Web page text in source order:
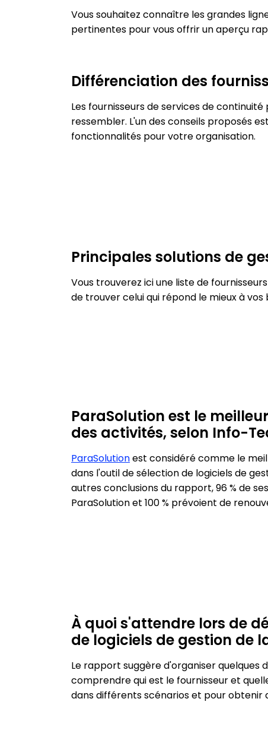
Vous souhaitez connaître les grandes
pertinentes pour vous offrir un aperçu
Différenciation des
Les fournisseurs de services de
ressembler. L'un des conseils proposés
fonctionnalités pour votre organisation.
Principales solutions de
Vous trouverez ici une liste de
de trouver celui qui répond le mieux à vos
ParaSolution est le
des activités, selon Info-
ParaSolutionest considéré comme le
dans l'outil de sélection de logiciels de
autres conclusions du rapport, 96 % de
ParaSolution et 100 % prévoient de
À quoi s'attendre lors de
de logiciels de gestion de
Le rapport suggère d'organiser quelques
comprendre qui est le fournisseur et
dans différents scénarios et pour obtenir